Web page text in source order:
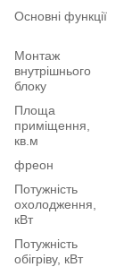
Основні функції
Монтаж
внутрішнього
блоку
Площа
приміщення,
кв.м
фреон
Потужність
охолодження,
кВт
Потужність
обігріву, кВт